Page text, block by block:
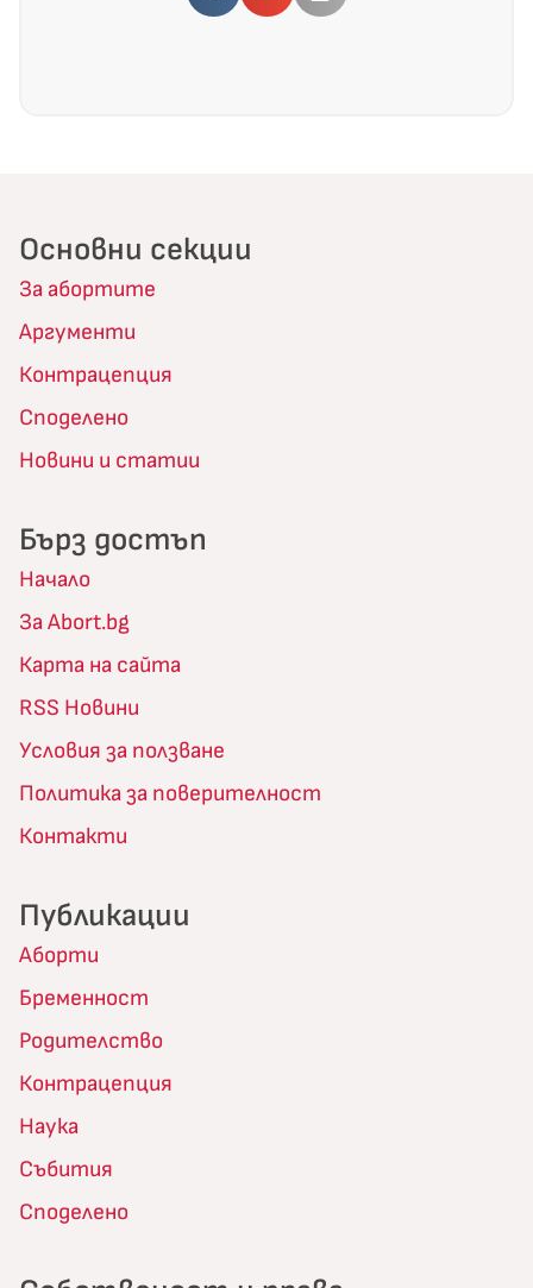
Основни секции
За абортите
Аргументи
Контрацепция
Споделено
Новини и статии
Бърз достъп
Начало
За Abort.bg
Карта на сайта
RSS Новини
Условия за ползване
Политика за поверителност
Контакти
Публикации
Аборти
Бременност
Родителство
Контрацепция
Наука
Събития
Споделено